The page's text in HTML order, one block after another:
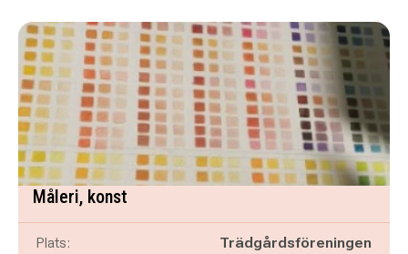
Måleri, konst
Plats:
Trädgårdsföreningen